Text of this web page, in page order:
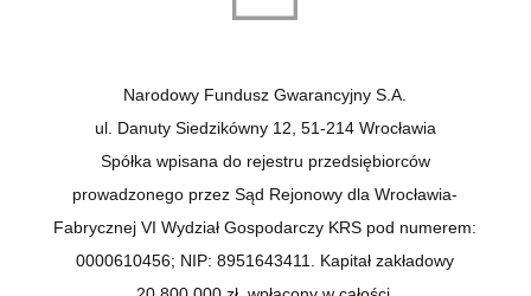
Narodowy Fundusz Gwarancyjny S.A.
ul. Danuty Siedzikówny 12, 51-214 Wrocławia
Spółka wpisana do rejestru przedsiębiorców
prowadzonego przez Sąd Rejonowy dla Wrocławia-
Fabrycznej VI Wydział Gospodarczy KRS pod numerem:
0000610456; NIP: 8951643411. Kapitał zakładowy